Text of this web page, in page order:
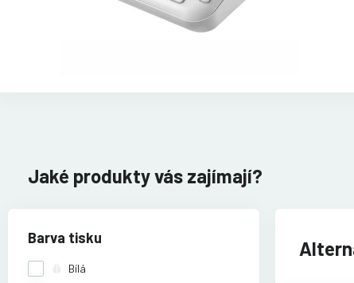
Jaké produkty vás zajímají?
Barva tisku
Bílá